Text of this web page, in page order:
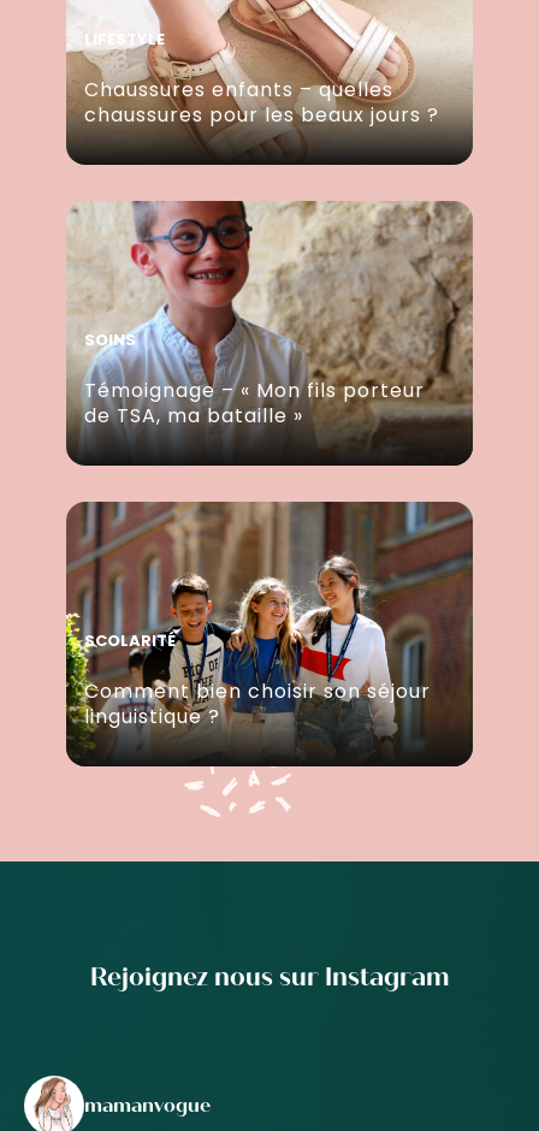
LIFESTYLE
Chaussures enfants – quelles
chaussures pour les beaux jours ?
SOINS
Témoignage – « Mon fils porteur
de TSA, ma bataille »
SCOLARITÉ
Comment bien choisir son séjour
linguistique ?
Rejoignez nous sur Instagram
mamanvogue